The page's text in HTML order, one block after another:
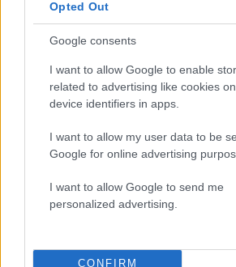
Opted Out
Google consents
I want to allow Google to enable
related to advertising like cookies
device identifiers in apps.
I want to allow my user data to be
Google for online advertising
I want to allow Google to send me
personalized advertising.
CONFIRM
Παύλος – Marie Chantal: Μια
Palazzo Doria Pamphilj της
22.05.2016
News
γενέθλιά της στην Fontana
29.04.2016
News
Συναγερμός! Εκκενώθηκε ο
της παρουσίας ενός